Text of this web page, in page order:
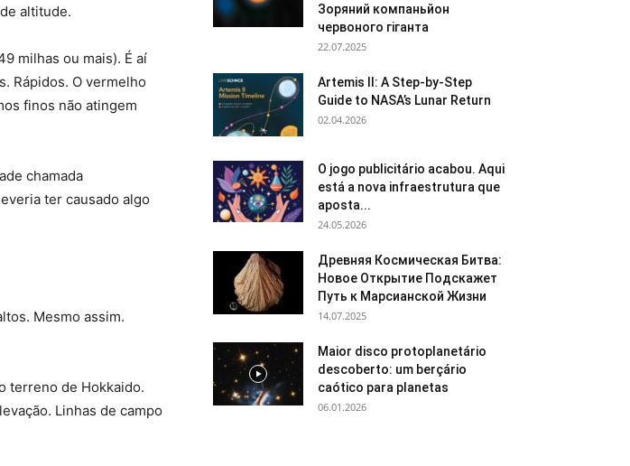
altitude.
milhas ou mais). É aí
Rápidos. O vermelho
finos não atingem
chamada
ter causado algo
Mesmo assim.
terreno de Hokkaido.
Linhas de campo
Зоряний компаньйон
червоного гіганта
22.07.2025
Artemis II: A Step-by-Step
Guide to NASA’s Lunar Return
02.04.2026
O jogo publicitário acabou. Aqui
está a nova infraestrutura que
aposta...
24.05.2026
Древняя Космическая Битва:
Новое Открытие Подскажет
Путь к Марсианской Жизни
14.07.2025
Maior disco protoplanetário
descoberto: um berçário
caótico para planetas
06.01.2026